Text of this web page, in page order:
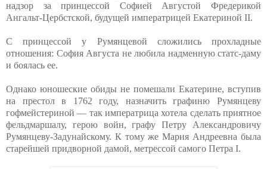
надзор за принцессой Софией Августой Фредерикой
Ангальт-Цербстской, будущей императрицей Екатериной II.
С принцессой у Румянцевой сложились прохладные
отношения: София Августа не любила надменную статс-даму
и боялась ее.
Однако юношеские обиды не помешали Екатерине, вступив
на престол в 1762 году, назначить графиню Румянцеву
гофмейстериной — так императрица хотела сделать приятное
фельдмаршалу, герою войн, графу Петру Александровичу
Румянцеву-Задунайскому. К тому же Мария Андреевна была
старейшей придворной дамой, метрессой самого Петра I.